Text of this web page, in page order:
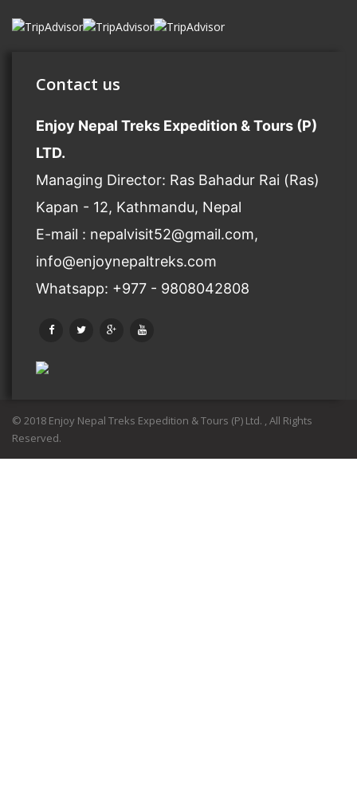
Contact us
Enjoy Nepal Treks Expedition & Tours (P)
LTD.
Managing Director: Ras Bahadur Rai (Ras)
Kapan - 12, Kathmandu, Nepal
E-mail : nepalvisit52@gmail.com,
info@enjoynepaltreks.com
Whatsapp: +977 - 9808042808
© 2018 Enjoy Nepal Treks Expedition & Tours (P) Ltd. , All Rights
Reserved.